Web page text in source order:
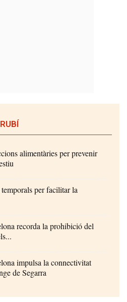
alimentàries per prevenir
per facilitar la
recorda la prohibició del
impulsa la connectivitat
de Segarra